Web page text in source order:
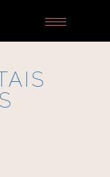
Toggle